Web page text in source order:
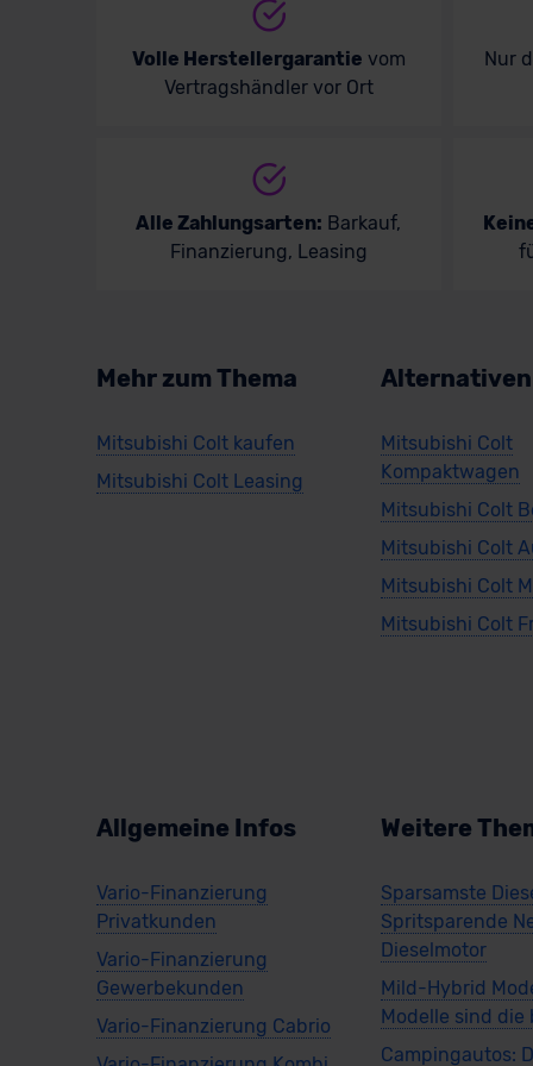
Volle Herstellergarantie vom
Vertragshändler vor Ort
Nur
Alle Zahlungsarten: Barkauf,
Finanzierung, Leasing
Mehr zum Thema
Mitsubishi Colt kaufen
Mitsubishi Colt Leasing
Alternativen
Mitsubishi Colt
Kompaktwagen
Mitsubishi Colt
Mitsubishi Colt
Mitsubishi Colt
Mitsubishi Colt
Allgemeine Infos
Vario-Finanzierung
Privatkunden
Vario-Finanzierung
Gewerbekunden
Vario-Finanzierung Cabrio
Weitere
Sparsamste
Spritsparende
Dieselmotor
Mild-Hybrid
Modelle sind die
Campingautos: